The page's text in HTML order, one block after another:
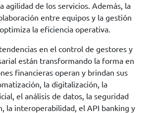
agilidad de los servicios. Además, la
entre equipos y la gestión
la eficiencia operativa.
en el control de gestores y
están transformando la forma en
financieras operan y brindan sus
la digitalización, la
el análisis de datos, la seguridad
la interoperabilidad, el API banking y